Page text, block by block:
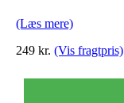
(Læs mere)
249 kr. (Vis fragtpris)